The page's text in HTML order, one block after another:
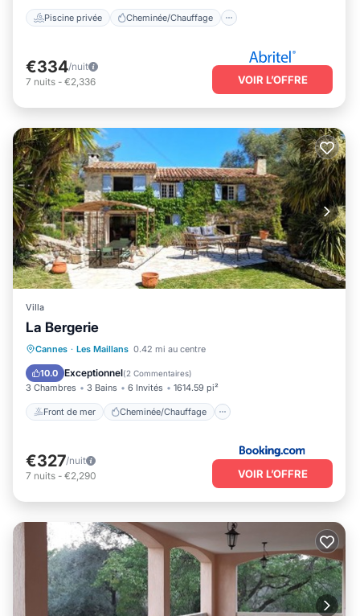
Piscine privée Cheminée/Chauffage
€334/nuit
7 nuits - €2,336 VOIR L’OFFRE
Villa
La Bergerie
Cannes · Les Maillans 0.42 mi au centre
10.0 Exceptionnel(2 Commentaires)
3 Chambres 3 Bains 6 Invités 1614.59 pi²
Front de mer Cheminée/Chauffage
Front de mer
Cheminée/Chauffage
Piscine
Vue sur l’océan
€327/nuit
7 nuits - €2,290 VOIR L’OFFRE